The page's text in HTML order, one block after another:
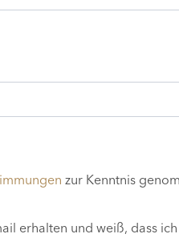
zur Kenntnis
erhalten und weiß, dass